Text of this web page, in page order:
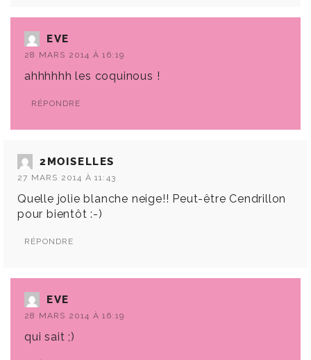
EVE
28 MARS 2014 À 16:19
ahhhhhh les coquinous !
RÉPONDRE
2MOISELLES
27 MARS 2014 À 11:43
Quelle jolie blanche neige!! Peut-être Cendrillon
pour bientôt :-)
RÉPONDRE
EVE
28 MARS 2014 À 16:19
qui sait ;)